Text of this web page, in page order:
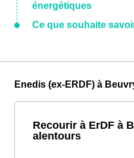
énergétiques
Ce que souhaite
Enedis (ex-ERDF) à
Recourir à ErDF à
alentours